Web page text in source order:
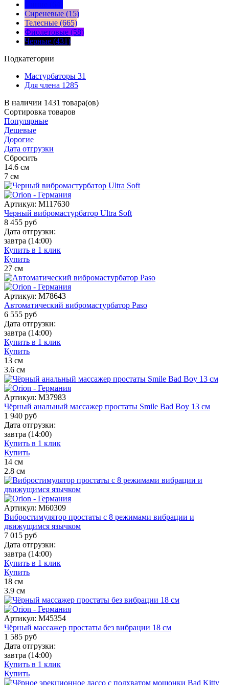
Сиреневые (15)
Телесные (665)
Фиолетовые (58)
Черные (431)
Подкатегории
Мастурбаторы 31
Для члена 1285
В наличии 1431 товара(ов)
Сортировка товаров
Популярные
Дешевые
Дорогие
Дата отгрузки
Сбросить
14.6 см
7 см
Артикул: M117630
Черный вибромастурбатор Ultra Soft
8 455 руб
Дата отгрузки:
завтра (14:00)
Купить в 1 клик
Купить
27 см
Артикул: M78643
Автоматический вибромастурбатор Paso
6 555 руб
Дата отгрузки:
завтра (14:00)
Купить в 1 клик
Купить
13 см
3.6 см
Артикул: M37983
Чёрный анальный массажер простаты Smile Bad Boy 13 см
1 940 руб
Дата отгрузки:
завтра (14:00)
Купить в 1 клик
Купить
14 см
2.8 см
Артикул: M60309
Вибростимулятор простаты с 8 режимами вибрации и
движущимся язычком
7 015 руб
Дата отгрузки:
завтра (14:00)
Купить в 1 клик
Купить
18 см
3.9 см
Артикул: M45354
Чёрный массажер простаты без вибрации 18 см
1 585 руб
Дата отгрузки:
завтра (14:00)
Купить в 1 клик
Купить